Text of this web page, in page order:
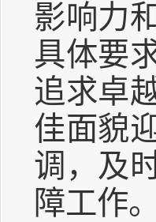
影响力
具体要
追求卓
佳面貌
调，及
障工作。